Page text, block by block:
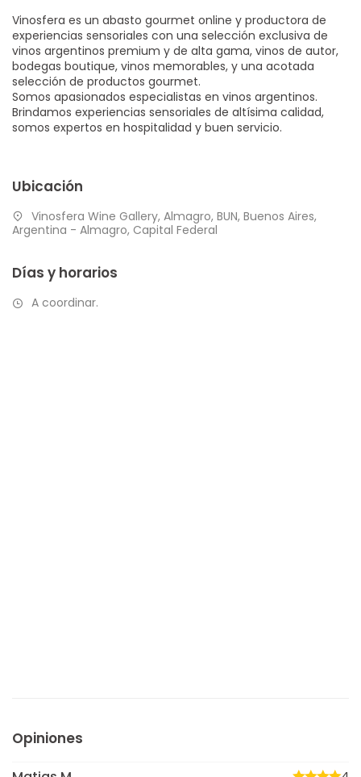
Vinosfera es un abasto gourmet online y productora de
experiencias sensoriales con una selección exclusiva de
vinos argentinos premium y de alta gama, vinos de autor,
bodegas boutique, vinos memorables, y una acotada
selección de productos gourmet.
Somos apasionados especialistas en vinos argentinos.
Brindamos experiencias sensoriales de altísima calidad,
somos expertos en hospitalidad y buen servicio.
Ubicación
Vinosfera Wine Gallery, Almagro, BUN, Buenos Aires,
Argentina - Almagro, Capital Federal
Días y horarios
A coordinar.
Opiniones